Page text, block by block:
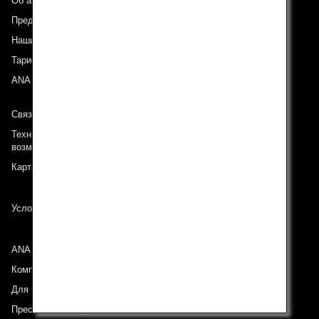
Предложения и объявления
Наши направления
Тариф ANA Experience
ANA Mileage Club
Связь с ANA
Техническая поддержка (Для клиентов с ограниченными
возможностями)
Карта сайта
Условия перевозки
ANA Group
Компании группы
Для инвесторов
Пресс-релизы